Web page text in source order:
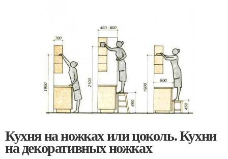
Кухня на ножках или цоколь. Кухни
на декоративных ножках